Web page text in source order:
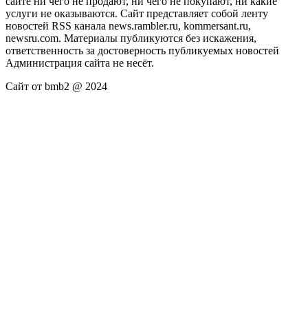
услуги не оказываются. Сайт представляет собой ленту
новостей RSS канала news.rambler.ru, kommersant.ru,
newsru.com. Материалы публикуются без искажения,
ответственность за достоверность публикуемых новостей
Администрация сайта не несёт.
Сайт от bmb2 @ 2024